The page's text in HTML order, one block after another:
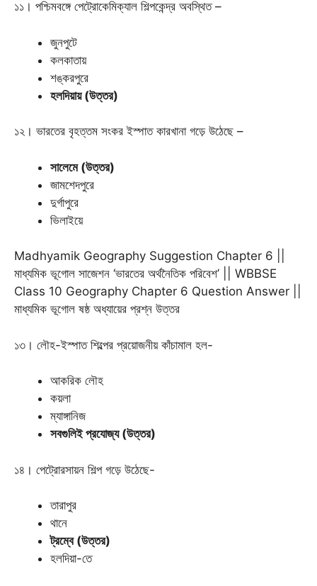
১১। পশ্চিমবঙ্গে পেট্রোকেমিক্যাল শিল্পকেন্দ্র অবস্থিত –
জুনপুটে
কলকাতায়
শঙ্করপুরে
হলদিয়ায় (উত্তর)
১২। ভারতের বৃহত্তম সংকর ইস্পাত কারখানা গড়ে উঠেছে –
সালেমে (উত্তর)
জামশেদপুরে
দুর্গাপুরে
ভিলাইয়ে
Madhyamik Geography Suggestion Chapter 6 ||
মাধ্যমিক ভূগোল সাজেশন ‘ভারতের অর্থনৈতিক পরিবেশ’ || WBBSE
Class 10 Geography Chapter 6 Question Answer ||
মাধ্যমিক ভূগোল ষষ্ঠ অধ্যায়ের প্রশ্ন উত্তর
১৩। লৌহ-ইস্পাত শিল্পের প্রয়োজনীয় কাঁচামাল হল-
আকরিক লৌহ
কয়লা
ম্যাঙ্গানিজ
সবগুলিই প্রযোজ্য (উত্তর)
১৪। পেট্রোরসায়ন শিল্প গড়ে উঠেছে-
তারাপুর
থানে
ট্রম্বে (উত্তর)
হলদিয়া-তে